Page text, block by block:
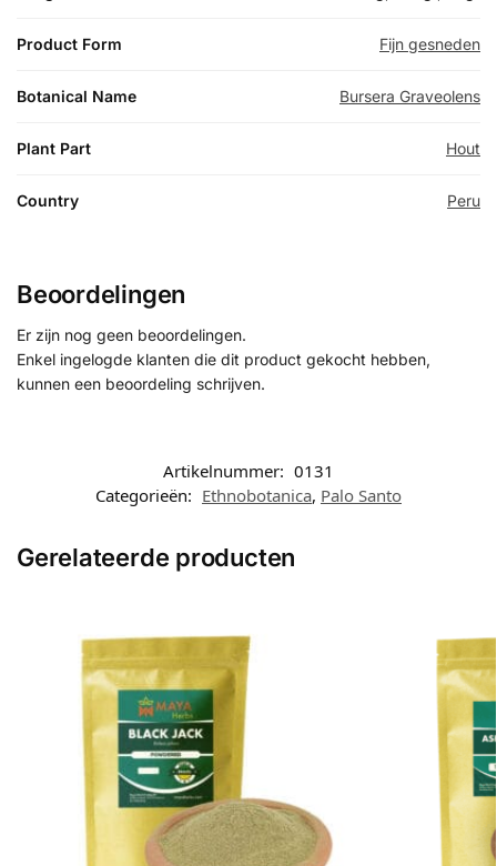
Product Form Fijn gesneden
Botanical Name Bursera Graveolens
Plant Part Hout
Country Peru
Beoordelingen
Er zijn nog geen beoordelingen.
Enkel ingelogde klanten die dit product gekocht hebben,
kunnen een beoordeling schrijven.
Artikelnummer: 0131
Categorieën: Ethnobotanica, Palo Santo
Gerelateerde producten